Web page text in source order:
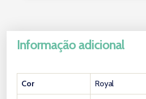
Informação adicional
Cor Royal